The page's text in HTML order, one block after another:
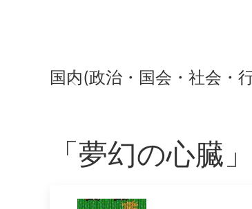
国内(政治・国会・社会・
「夢幻の心臓